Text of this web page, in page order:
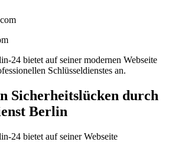
24 bietet auf seiner modernen Webseite
Schlüsseldienstes an.
Sicherheitslücken durch
Berlin
24 bietet auf seiner Webseite